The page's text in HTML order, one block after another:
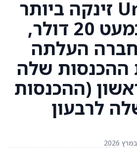
מניית Unity זינקה ביותר
מ־15% לכמעט 20 דולר,
העלתה
ההכנסות שלה
(ההכנסות
לרבעון